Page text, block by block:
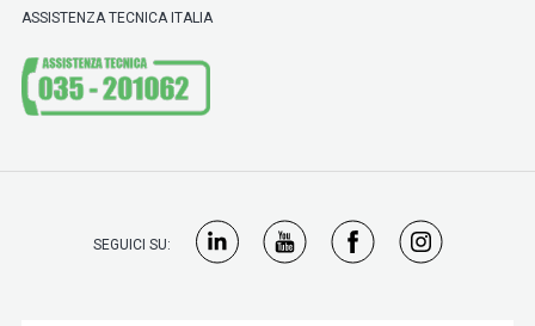
ASSISTENZA TECNICA ITALIA
SEGUICI SU: